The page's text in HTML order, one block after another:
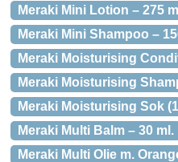
Meraki Mini Lotion – 275 ml
Meraki Mini Shampoo –
Meraki Moisturising
Meraki Moisturising
Meraki Moisturising Sok
Meraki Multi Balm – 30 ml.
Meraki Multi Olie m.